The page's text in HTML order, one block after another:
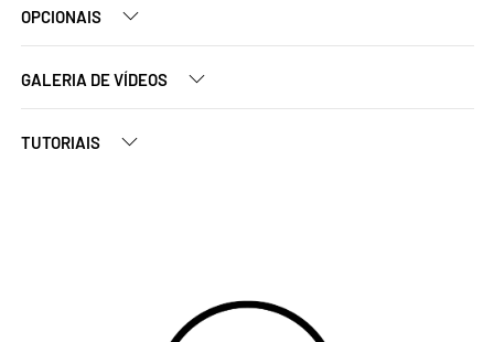
OPCIONAIS
GALERIA DE VÍDEOS
TUTORIAIS